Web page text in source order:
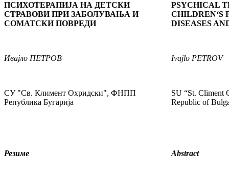
ПСИХОТЕРАПИЈА НА ДЕТСКИ
СТРАВОВИ ПРИ ЗАБОЛУВАЊА И
СОМАТСКИ ПОВРЕДИ
Ивајло ПЕТРОВ
СУ "Св. Климент Охридски", ФНПП
Република Бугарија
PSYCHICAL
CHILDREN‘S
DISEASES
Ivajlo PETROV
SU “St. Climent
Republic of
Резиме Abstract